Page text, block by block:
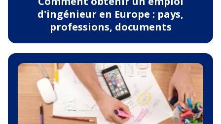
d'ingénieur en Europe : pays,
professions, documents